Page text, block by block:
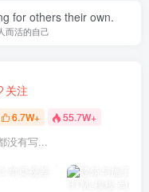
for others their own.
而活的自己
关注
6.7W+ 55.7W+
没有写...